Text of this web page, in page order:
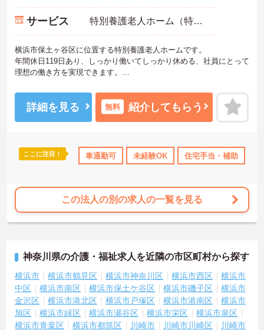
サービス 特別養護老人ホーム（特養）
横浜市保土ヶ谷区に位置する特別養護老人ホームです。
年間休日119日あり、しっかり働いてしっかり休める、社員にとって
理想の働き方を実現できます。
便利です。
ご興味をお持ちの方はお気軽にお問い合わせください。
詳細を見る 無料 紹介してもらう
ここに注目！ 車通勤可 未経験OK 住宅手当・補助
この法人の別の求人の一覧を見る
神奈川県の介護・福祉求人を近隣の市区町村から探す
横浜市 横浜市鶴見区 横浜市神奈川区 横浜市西区
横浜市
中区
横浜市南区 横浜市保土ケ谷区 横浜市磯子区
横浜市
金沢区
横浜市港北区 横浜市戸塚区 横浜市港南区
横浜市
旭区
横浜市緑区 横浜市瀬谷区 横浜市栄区
横浜市泉区
横浜市青葉区
横浜市都筑区 川崎市 川崎市川崎区 川崎市